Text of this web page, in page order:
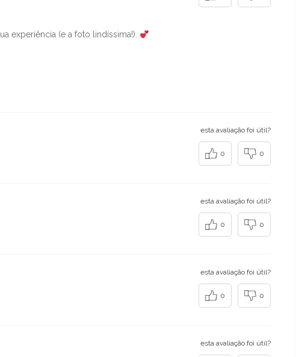
experiência (e a foto lindíssima!).
esta avaliação foi útil?
0 0
esta avaliação foi útil?
0 0
esta avaliação foi útil?
0 0
esta avaliação foi útil?